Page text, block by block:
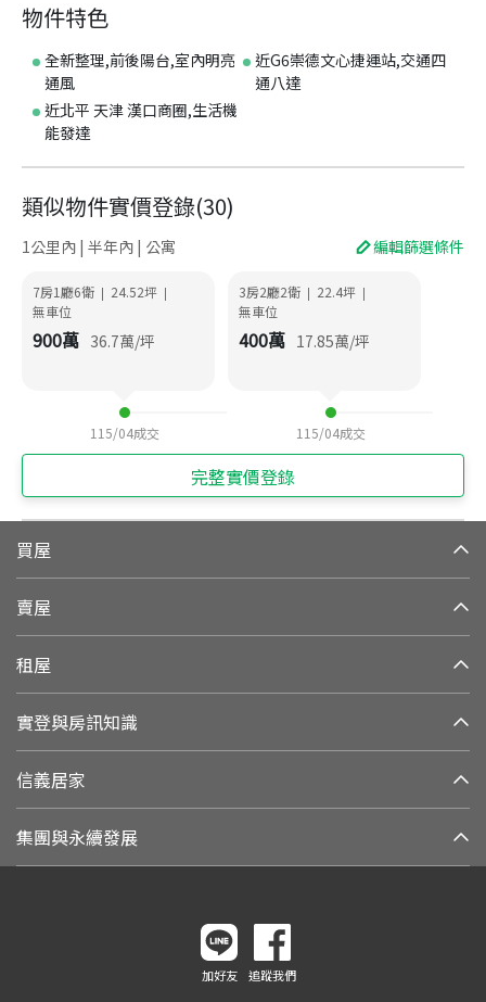
物件特色
全新整理,前後陽台,室內明亮
通風
近G6崇德文心捷運站,交通四
通八達
近北平 天津 漢口商圈,生活機
能發達
類似物件實價登錄(30)
1公里內 | 半年內 | 公寓 編輯篩選條件
7房1廳6衛 | 24.52坪 |
無車位
900萬 36.7萬/坪
115/04成交
3房2廳2衛 | 22.4坪 |
無車位
400萬 17.85萬/坪
115/04成交
完整實價登錄
買屋
賣屋
租屋
實登與房訊知識
信義居家
集團與永續發展
加好友 追蹤我們